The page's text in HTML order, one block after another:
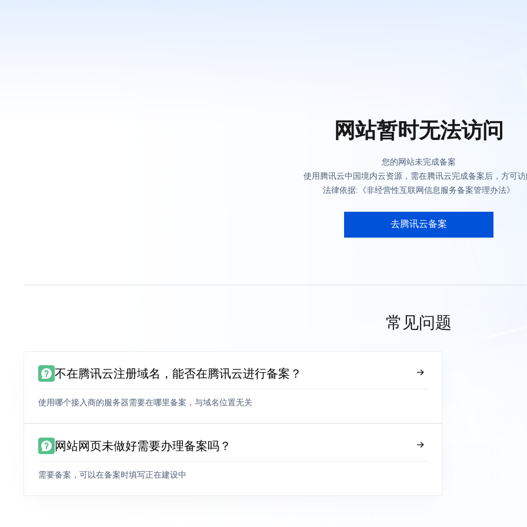
网站暂时无法访问
您的网站未完成备案
使用腾讯云中国境内云资源，需在腾讯云完成备案后，方可
法律依据:《非经营性互联网信息服务备案管理办法》
去腾讯云备案
常见问题
不在腾讯云注册域名，能否在腾讯云进行备案？
使用哪个接入商的服务器需要在哪里备案，与域名位置无关
网站网页未做好需要办理备案吗？
需要备案，可以在备案时填写正在建设中